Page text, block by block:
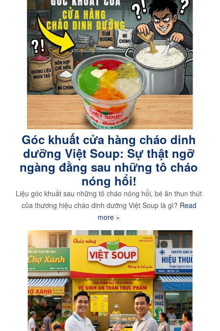
Góc khuất cửa hàng cháo dinh
dưỡng Việt Soup: Sự thật ngỡ
ngàng đằng sau những tô cháo
nóng hổi!
Liệu góc khuất sau những tô cháo nóng hổi, bé ăn thun thút
của thương hiệu cháo dinh dưỡng Việt Soup là gì? Read
more »